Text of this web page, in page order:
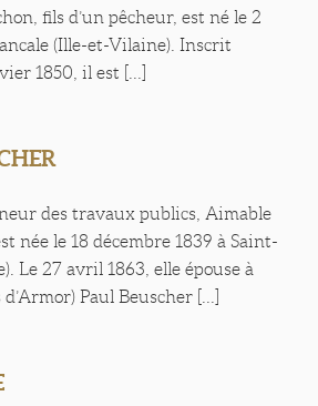
fils d’un pêcheur, est né le 2
(Ille-et-Vilaine). Inscrit
1850, il est [...]
des travaux publics, Aimable
née le 18 décembre 1839 à Saint-
Le 27 avril 1863, elle épouse à
Paul Beuscher [...]